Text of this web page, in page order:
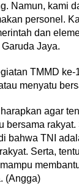
Namun, kami
personel.
dan
Jaya.
TMMD ke-
menyatu
agar
bersama
bahwa TNI
Serta,
(Angga)